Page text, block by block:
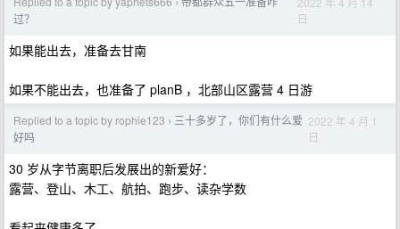
›
过？
日
如果能出去，准备去甘南
如果不能出去，也准备了 planB ，北部山区露营 4 日游
Replied to a topic by rophie123 › 三十多岁了，你们有什么爱
好吗
2022 年 4 月 1
日
30 岁从字节离职后发展出的新爱好：
露营、登山、木工、航拍、跑步、读杂学数